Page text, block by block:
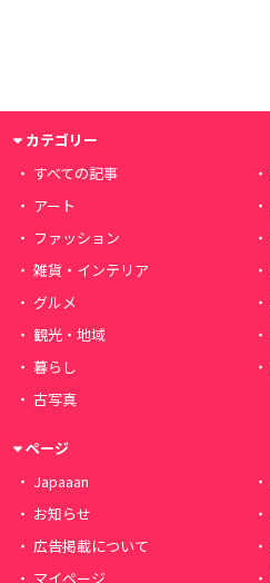
カテゴリー
すべての記事
アート
ファッション
雑貨・インテリア
グルメ
観光・地域
暮らし
古写真
ページ
Japaaan
お知らせ
広告掲載について
マイページ